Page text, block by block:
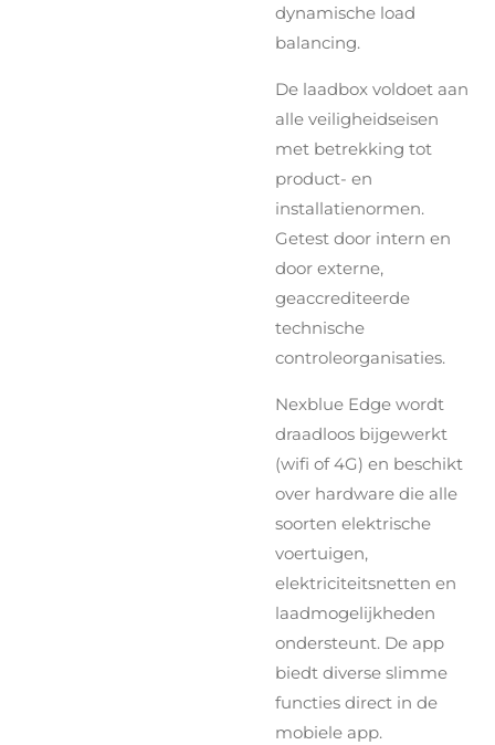
dynamische load
balancing.
De laadbox voldoet aan
alle veiligheidseisen
met betrekking tot
product- en
installatienormen.
Getest door intern en
door externe,
geaccrediteerde
technische
controleorganisaties.
Nexblue Edge wordt
draadloos bijgewerkt
(wifi of 4G) en beschikt
over hardware die alle
soorten elektrische
voertuigen,
elektriciteitsnetten en
laadmogelijkheden
ondersteunt. De app
biedt diverse slimme
functies direct in de
mobiele app.